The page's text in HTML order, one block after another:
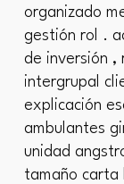
organizado
gestión rol .
de inversión ,
intergrupal
explicación
ambulantes
unidad
tamaño carta